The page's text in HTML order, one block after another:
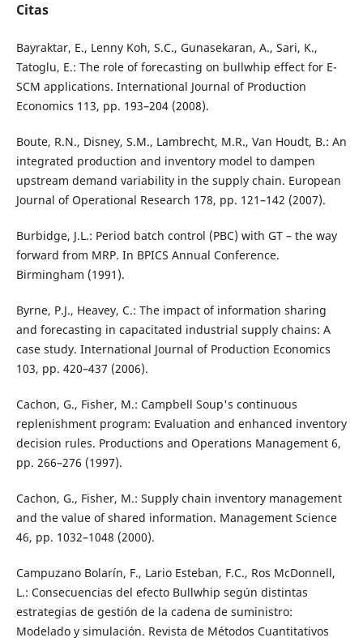
Citas
Bayraktar, E., Lenny Koh, S.C., Gunasekaran, A., Sari, K.,
Tatoglu, E.: The role of forecasting on bullwhip effect for E-
SCM applications. International Journal of Production
Economics 113, pp. 193–204 (2008).
Boute, R.N., Disney, S.M., Lambrecht, M.R., Van Houdt, B.: An
integrated production and inventory model to dampen
upstream demand variability in the supply chain. European
Journal of Operational Research 178, pp. 121–142 (2007).
Burbidge, J.L.: Period batch control (PBC) with GT – the way
forward from MRP. In BPICS Annual Conference.
Birmingham (1991).
Byrne, P.J., Heavey, C.: The impact of information sharing
and forecasting in capacitated industrial supply chains: A
case study. International Journal of Production Economics
103, pp. 420–437 (2006).
Cachon, G., Fisher, M.: Campbell Soup's continuous
replenishment program: Evaluation and enhanced inventory
decision rules. Productions and Operations Management 6,
pp. 266–276 (1997).
Cachon, G., Fisher, M.: Supply chain inventory management
and the value of shared information. Management Science
46, pp. 1032–1048 (2000).
Campuzano Bolarín, F., Lario Esteban, F.C., Ros McDonnell,
L.: Consecuencias del efecto Bullwhip según distintas
estrategias de gestión de la cadena de suministro:
Modelado y simulación. Revista de Métodos Cuantitativos